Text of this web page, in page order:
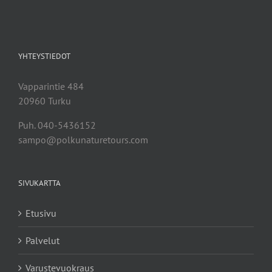
YHTEYSTIEDOT
Vapparintie 484
20960 Turku
Puh. 040-5436152
sampo@polkunaturetours.com
SIVUKARTTA
Etusivu
Palvelut
Varustevuokraus